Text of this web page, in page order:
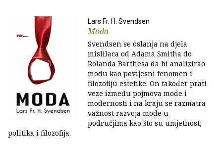
Lars Fr. H. Svendsen
Moda
Svendsen se oslanja na djela
mislilaca od Adama Smitha do
Rolanda Barthesa da bi analizirao
modu kao povijesni fenomen i
filozofiju estetike. On također prati
veze između pojmova mode i
modernosti i na kraju se razmatra
važnost razvoja mode u
područjima kao što su umjetnost,
politika i filozofija.